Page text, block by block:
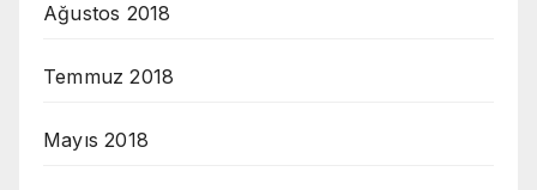
Ağustos 2018
Temmuz 2018
Mayıs 2018